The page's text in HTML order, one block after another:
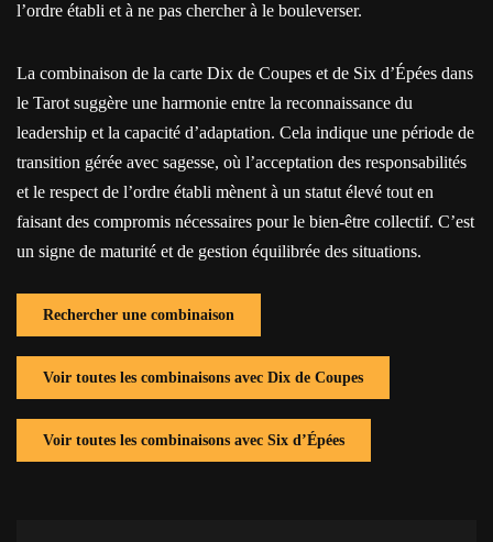
l’ordre établi et à ne pas chercher à le bouleverser.
La combinaison de la carte Dix de Coupes et de Six d’Épées dans
le Tarot suggère une harmonie entre la reconnaissance du
leadership et la capacité d’adaptation. Cela indique une période de
transition gérée avec sagesse, où l’acceptation des responsabilités
et le respect de l’ordre établi mènent à un statut élevé tout en
faisant des compromis nécessaires pour le bien-être collectif. C’est
un signe de maturité et de gestion équilibrée des situations.
Rechercher une combinaison
Voir toutes les combinaisons avec Dix de Coupes
Voir toutes les combinaisons avec Six d’Épées